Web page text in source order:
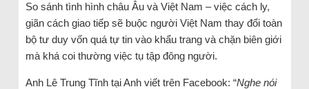
So sánh tình hình châu Âu và Việt Nam – việc cách ly,
giãn cách giao tiếp sẽ buộc người Việt Nam thay đổi toàn
bộ tư duy vốn quá tự tin vào khẩu trang và chặn biên giới
mà khá coi thường việc tụ tập đông người.
Anh Lê Trung Tĩnh tại Anh viết trên Facebook: “Nghe nói